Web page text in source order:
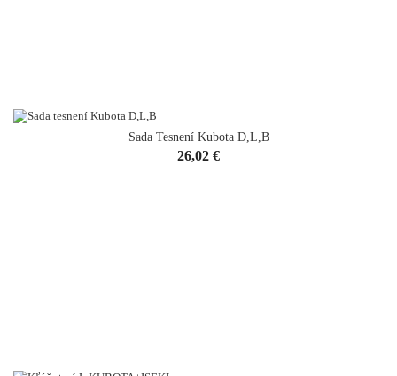
Sada Tesnení Kubota D,L,B
Cena
26,02 €